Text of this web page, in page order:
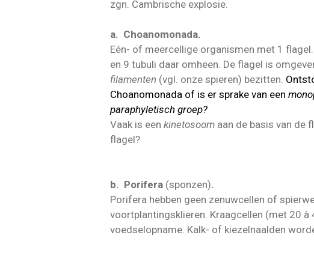
zgn. Cambrische explosie.
a. Choanomonada.
Eén- of meercellige organismen met 1
en 9 tubuli daar omheen. De flagel is
filamenten (vgl. onze spieren) bezitten.
Choanomonada of is er sprake van een
paraphyletisch groep?
Vaak is een kinetosoom aan de basis van de
flagel?
b. Porifera (sponzen).
Porifera hebben geen zenuwcellen of
voortplantingsklieren. Kraagcellen (met 20
voedselopname. Kalk- of kiezelnaalden